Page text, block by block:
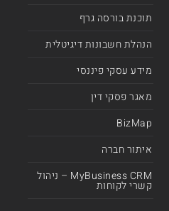
תוכנת בורסה גרף
הנהלת חשבונות דיגיטלית
מידע עסקי פיננסי
מאגר פסקי דין
BizMap
איתור חברה
MyBusiness CRM – ניהול
קשרי לקוחות